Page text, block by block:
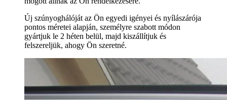
Új szúnyoghálóját az Ön egyedi igényei és nyílászárója
pontos méretei alapján, személyre szabott módon
gyártjuk le 2 héten belül, majd kiszállítjuk és
felszereljük, ahogy Ön szeretné.